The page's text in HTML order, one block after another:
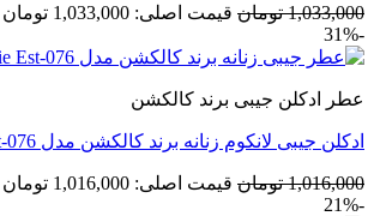
1,033,000 تومان قیمت اصلی: 1,033,000 تومان بود.
-31%
عطر ادکلن جیبی برند کالکشن
ادکلن جیبی لانکوم زنانه برند کالکشن مدل La Vie Est-076 حجم 25 میل
1,016,000 تومان قیمت اصلی: 1,016,000 تومان بود.
-21%